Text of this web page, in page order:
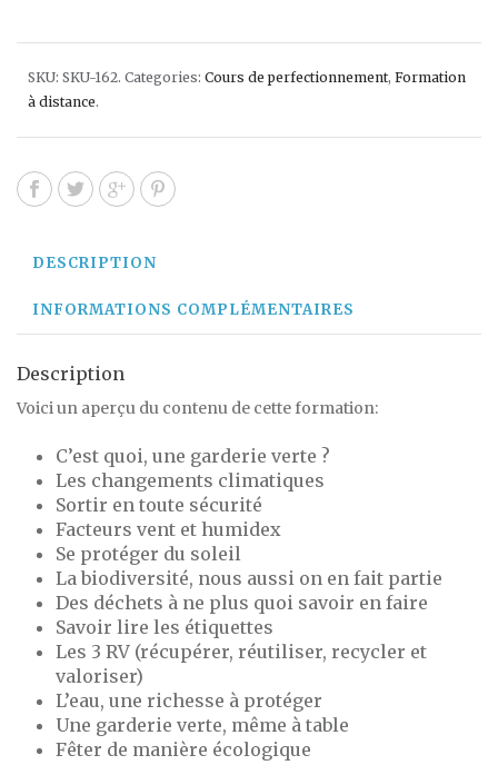
SKU: SKU-162. Categories: Cours de perfectionnement, Formation
à distance.
DESCRIPTION
INFORMATIONS COMPLÉMENTAIRES
Description
Voici un aperçu du contenu de cette formation:
C’est quoi, une garderie verte ?
Les changements climatiques
Sortir en toute sécurité
Facteurs vent et humidex
Se protéger du soleil
La biodiversité, nous aussi on en fait partie
Des déchets à ne plus quoi savoir en faire
Savoir lire les étiquettes
Les 3 RV (récupérer, réutiliser, recycler et
valoriser)
L’eau, une richesse à protéger
Une garderie verte, même à table
Fêter de manière écologique